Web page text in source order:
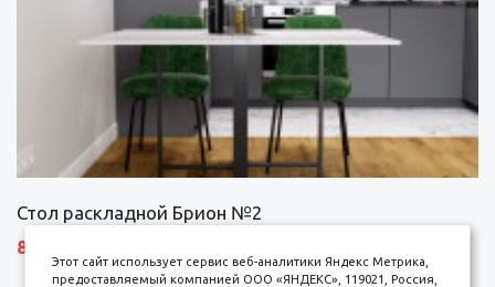
Стол раскладной Брион №2
8690 р.
Этот сайт использует сервис веб-аналитики Яндекс Метрика,
предоставляемый компанией ООО «ЯНДЕКС», 119021, Россия,